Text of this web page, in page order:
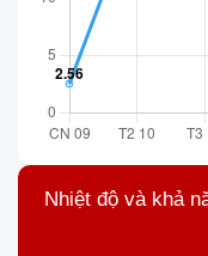
Nhiệt độ và khả